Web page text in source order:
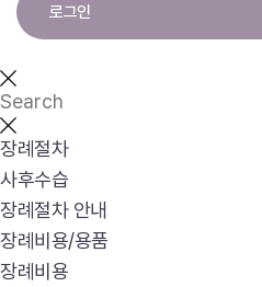
로그인
장례절차
사후수습
장례절차 안내
장례비용/용품
장례비용